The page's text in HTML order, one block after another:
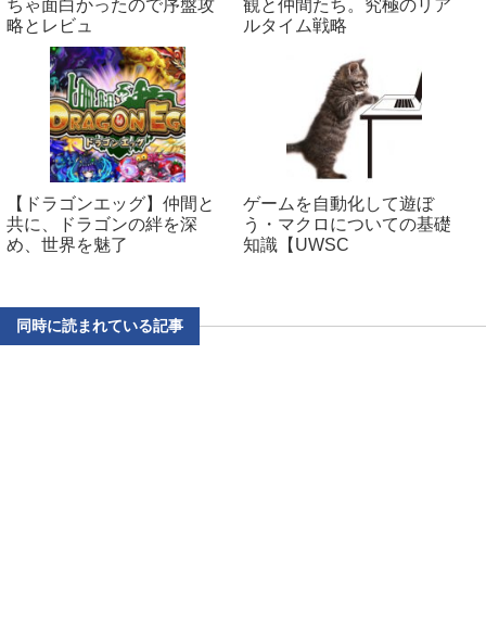
ちゃ面白かったので序盤攻
略とレビュ
観と仲間たち。究極のリア
ルタイム戦略
【ドラゴンエッグ】仲間と
共に、ドラゴンの絆を深
め、世界を魅了
ゲームを自動化して遊ぼ
う・マクロについての基礎
知識【UWSC
同時に読まれている記事